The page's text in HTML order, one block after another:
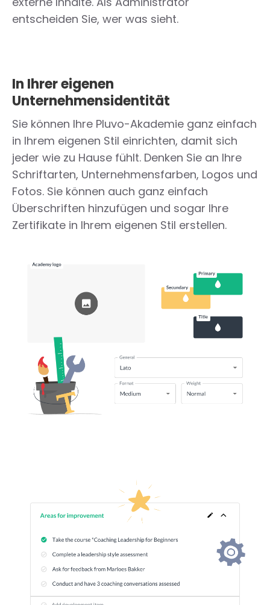
entscheiden Sie, wer was sieht.
In Ihrer eigenen
Unternehmensidentität
Sie können Ihre Pluvo-Akademie ganz einfach
in Ihrem eigenen Stil einrichten, damit sich
jeder wie zu Hause fühlt. Denken Sie an Ihre
Schriftarten, Unternehmensfarben, Logos und
Fotos. Sie können auch ganz einfach
Überschriften hinzufügen und sogar Ihre
Zertifikate in Ihrem eigenen Stil erstellen.